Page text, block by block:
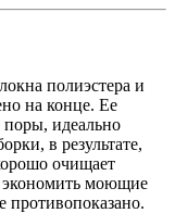
полиэстера и
на конце. Ее
идеально
в результате,
очищает
экономить моющие
противопоказано.